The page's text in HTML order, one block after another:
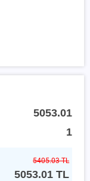
5053.01
1
5405.03 TL
5053.01 TL